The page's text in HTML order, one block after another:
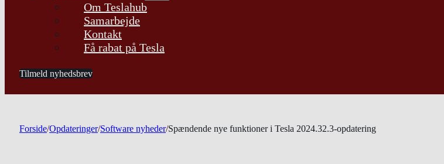
Om Teslahub
Samarbejde
Kontakt
Få rabat på Tesla
Tilmeld nyhedsbrev
Forside/Opdateringer/Software nyheder/Spændende nye funktioner i Tesla 2024.32.3-opdatering